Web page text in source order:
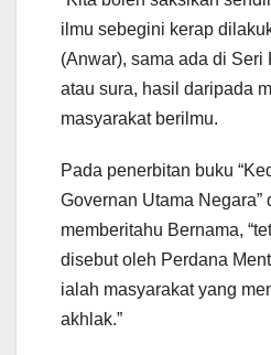
ilmu sebegini kerap
(Anwar), sama ada di Seri
atau sura, hasil daripada
masyarakat berilmu.
Pada penerbitan buku
Governan Utama
memberitahu Bernama,
disebut oleh Perdana
ialah masyarakat yang
akhlak.”